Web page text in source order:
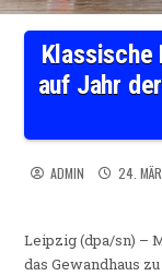
Klassische
auf Jahr
ADMIN 24.
Leipzig (dpa/sn) –
das Gewandhaus